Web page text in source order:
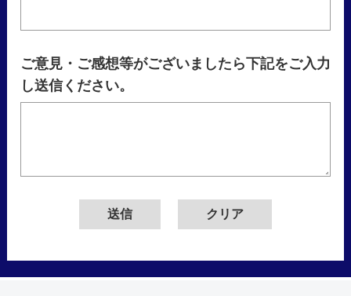
ご意見・ご感想等がございましたら下記をご入力
し送信ください。